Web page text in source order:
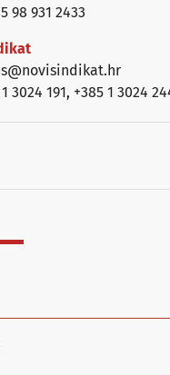
98 931 2433
3024 191, +385 1 3024